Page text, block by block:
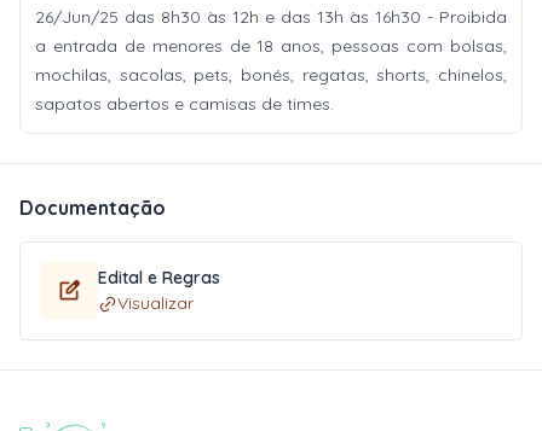
26/Jun/25 das 8h30 às 12h e das 13h às 16h30 - Proibida
a entrada de menores de 18 anos, pessoas com bolsas,
mochilas, sacolas, pets, bonés, regatas, shorts, chinelos,
sapatos abertos e camisas de times.
Documentação
Edital e Regras
Visualizar